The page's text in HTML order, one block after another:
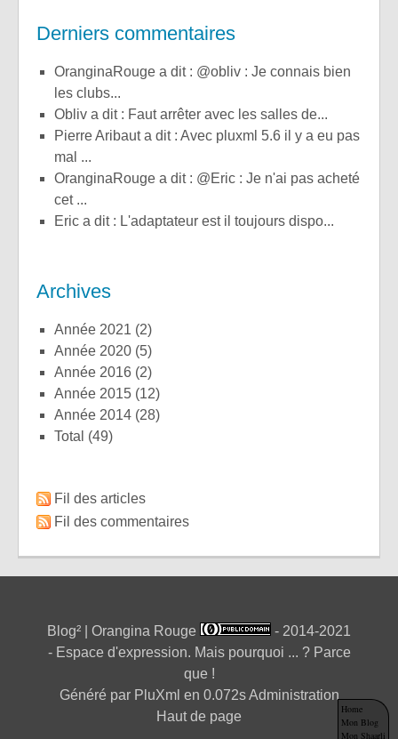
Derniers commentaires
OranginaRouge a dit : @obliv : Je connais bien
les clubs...
obliv a dit : Faut arrêter avec les salles de...
Pierre Aribaut a dit : Avec pluxml 5.6 il y a eu pas
mal ...
OranginaRouge a dit : @Eric : Je n'ai pas acheté
cet ...
Eric a dit : L'adaptateur est il toujours dispo...
Archives
année 2021 (2)
année 2020 (5)
année 2016 (2)
année 2015 (12)
année 2014 (28)
total (49)
Fil des articles
Fil des commentaires
Blog² | Orangina Rouge
- 2014-2021
- Espace d'expression. Mais pourquoi ... ? Parce
que !
Généré par PluXml en 0.072sAdministration
Haut de page
Home
Mon Blog
Mon Shaarli